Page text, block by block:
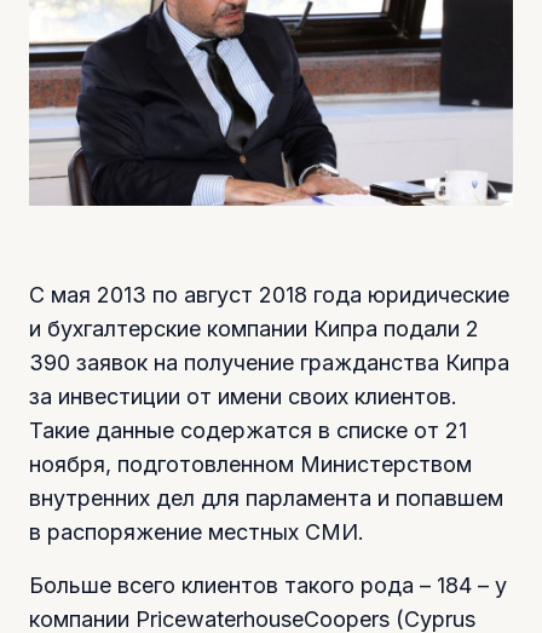
С мая 2013 по август 2018 года юридические
и бухгалтерские компании Кипра подали 2
390 заявок на получение гражданства Кипра
за инвестиции от имени своих клиентов.
Такие данные содержатся в списке от 21
ноября, подготовленном Министерством
внутренних дел для парламента и попавшем
в распоряжение местных СМИ.
Больше всего клиентов такого рода – 184 – у
компании PricewaterhouseCoopers (Cyprus